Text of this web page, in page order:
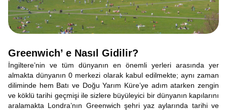
Greenwich’ e Nasıl Gidilir?
İngiltere’nin ve tüm dünyanın en önemli yerleri arasında yer
almakta dünyanın 0 merkezi olarak kabul edilmekte; aynı zaman
diliminde hem Batı ve Doğu Yarım Küre’ye adım atarken zengin
ve köklü tarihi geçmişi ile sizlere büyüleyici bir dünyanın kapılarını
aralamakta Londra’nın Greenwich şehri yaz aylarında tarihi ve